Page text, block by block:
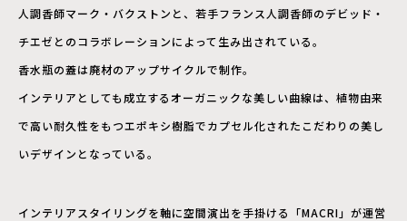
人調香師マーク・バクストンと、若手フランス人調香師のデビッド・
チエゼとのコラボレーションによって生み出されている。
香水瓶の蓋は廃材のアップサイクルで制作。
インテリアとしても成立するオーガニックな美しい曲線は、植物由来
で高い耐久性をもつエポキシ樹脂でカプセル化されたこだわりの美し
いデザインとなっている。
インテリアスタイリングを軸に空間演出を手掛ける「MACRI」が運営